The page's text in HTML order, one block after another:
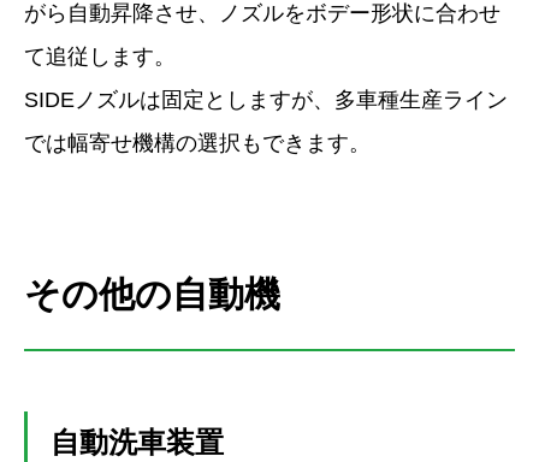
がら自動昇降させ、ノズルをボデー形状に合わせ
て追従します。
SIDEノズルは固定としますが、多車種生産ライン
では幅寄せ機構の選択もできます。
その他の自動機
自動洗車装置